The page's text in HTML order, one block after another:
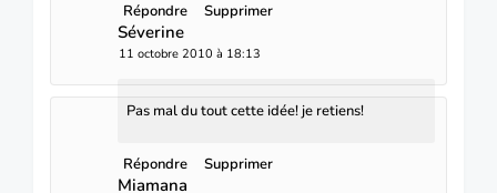
Répondre Supprimer
Séverine
11 octobre 2010 à 18:13
Pas mal du tout cette idée! je retiens!
Répondre Supprimer
Miamana